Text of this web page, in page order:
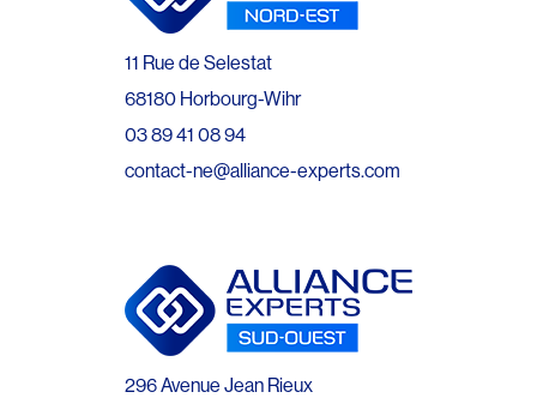
11 Rue de Selestat
68180 Horbourg-Wihr
03 89 41 08 94
contact-ne@alliance-experts.com
296 Avenue Jean Rieux